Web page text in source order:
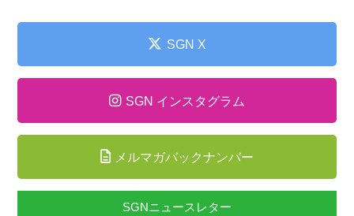
SGN X
SGN インスタグラム
メルマガバックナンバー
SGNニュースレター